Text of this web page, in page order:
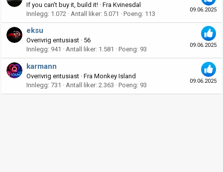
09.06.2025
If you can't buy it, build it! · Fra Kvinesdal
Innlegg 1.072 Antall liker 5.071 Poeng 113
09.06.2025
eksu
Overivrig entusiast · 56
Innlegg 941 Antall liker 1.581 Poeng 93
09.06.2025
karmann
Overivrig entusiast · Fra Monkey Island
Innlegg 731 Antall liker 2.363 Poeng 93